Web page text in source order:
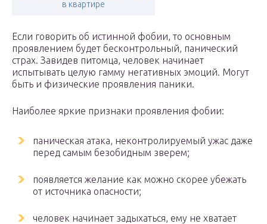
в квартире
Если говорить об истинной фобии, то основным
проявлением будет бесконтрольный, панический
страх. Завидев питомца, человек начинает
испытывать целую гамму негативных эмоций. Могут
быть и физические проявления паники.
Наиболее яркие признаки проявления фобии:
паническая атака, неконтролируемый ужас даже
перед самым безобидным зверем;
появляется желание как можно скорее убежать
от источника опасности;
человек начинает задыхаться, ему не хватает